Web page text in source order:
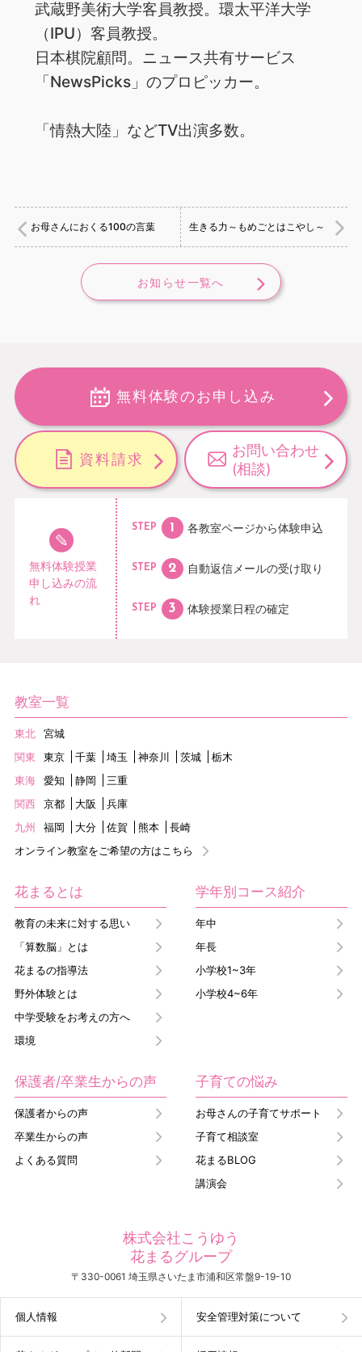
武蔵野美術大学客員教授。環太平洋大学
（IPU）客員教授。
日本棋院顧問。ニュース共有サービス
「NewsPicks」のプロピッカー。
「情熱大陸」などTV出演多数。
お母さんにおくる100の言葉 生きる力～もめごとはこやし～
お知らせ一覧へ
無料体験のお申し込み
資料請求
お問い合わせ
(相談)
無料体験授業
申し込みの流
れ
STEP 各教室ページから体験申込
STEP 自動返信メールの受け取り
STEP 体験授業日程の確定
教室一覧
東北
宮城
関東
東京 千葉 埼玉 神奈川 茨城
栃木
東海
愛知 静岡
三重
関西
京都 大阪
兵庫
九州
福岡 大分 佐賀 熊本
長崎
オンライン教室をご希望の方はこちら
花まるとは
教育の未来に対する思い
「算数脳」とは
花まるの指導法
野外体験とは
中学受験をお考えの方へ
環境
学年別コース紹介
年中
年長
小学校1~3年
小学校4~6年
保護者/卒業生からの声
保護者からの声
卒業生からの声
よくある質問
子育ての悩み
お母さんの子育てサポート
子育て相談室
花まるBLOG
講演会
株式会社こうゆう
花まるグループ
〒330-0061 埼玉県さいたま市浦和区常盤9-19-10
個人情報 安全管理対策について